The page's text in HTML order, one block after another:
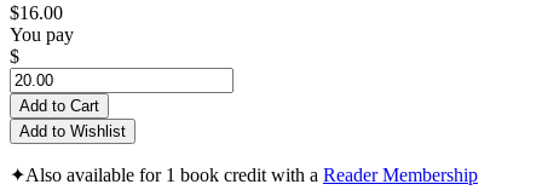
$16.00
You pay
$
Add to Cart
Add to Wishlist
✦Also available for 1 book credit with a Reader Membership